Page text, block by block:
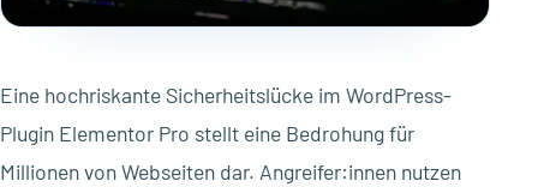
Eine hochriskante Sicherheitslücke im WordPress-
Plugin Elementor Pro stellt eine Bedrohung für
Millionen von Webseiten dar. Angreifer:innen nutzen